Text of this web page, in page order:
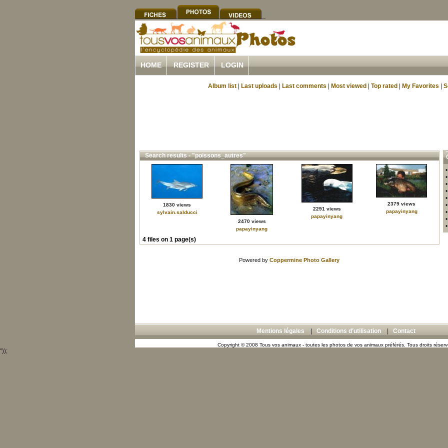
HOME REGISTER LOGIN
Album list Last uploads Last comments Most viewed Top rated My Favorites
Search results - "poissons_autres"
1830 views
sylvain.salducci
2470 views
papayinyang
2291 views
papayinyang
2379 views
papayinyang
4 files on 1 page(s)
Powered by Coppermine Photo Gallery
•
•
•
•
Mentions légales Conditions d'utilisation Contact
Copyright © 2008 Tous vos animaux - toutes les photos de vos animaux préférés. Tous droits
"));